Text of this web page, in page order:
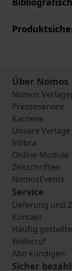
Über Nomos
Nomos
Presseservice
Karriere
Unsere Verlage
Inlibra
Online-Module
Zeitschriften
NomosEvents
Service
Lieferung und
Kontakt
Häufig
Widerruf
Abo kündigen
Sicher